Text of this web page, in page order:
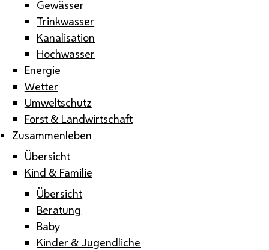
Gewässer
Trinkwasser
Kanalisation
Hochwasser
Energie
Wetter
Umweltschutz
Forst & Landwirtschaft
Zusammenleben
Übersicht
Kind & Familie
Übersicht
Beratung
Baby
Kinder & Jugendliche